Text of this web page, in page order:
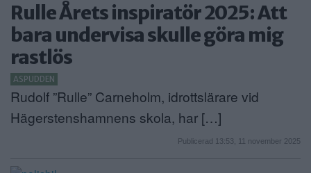
Rulle Årets inspiratör 2025: Att
bara undervisa skulle göra mig
rastlös
ASPUDDEN
Rudolf ”Rulle” Carneholm, idrottslärare vid
Hägerstenshamnens skola, har […]
Publicerad 13:53, 11 november 2025